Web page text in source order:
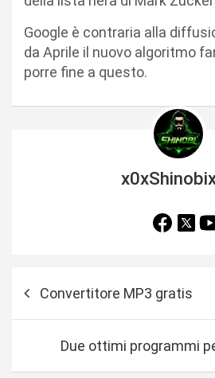
Google è contraria alla
da Aprile il nuovo algoritmo
porre fine a questo.
Convertitore MP3 gratis
Due ottimi programmi